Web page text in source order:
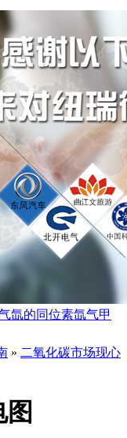
氙的同位素氙气甲
» 二氧化碳市场现心